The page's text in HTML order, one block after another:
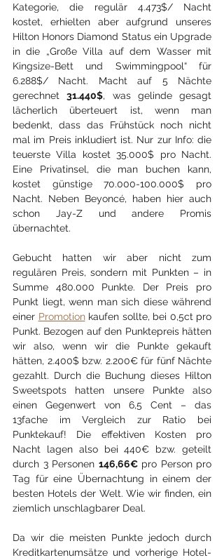
Kategorie, die regulär 4.473$/ Nacht
kostet, erhielten aber aufgrund unseres
Hilton Honors Diamond Status ein Upgrade
in die „Große Villa auf dem Wasser mit
Kingsize-Bett und Swimmingpool“ für
6.288$/ Nacht. Macht auf 5 Nächte
gerechnet 31.440$, was gelinde gesagt
lächerlich überteuert ist, wenn man
bedenkt, dass das Frühstück noch nicht
mal im Preis inkludiert ist. Nur zur Info: die
teuerste Villa kostet 35.000$ pro Nacht.
Eine Privatinsel, die man buchen kann,
kostet günstige 70.000-100.000$ pro
Nacht. Neben Beyoncé, haben hier auch
schon Jay-Z und andere Promis
übernachtet.
Gebucht hatten wir aber nicht zum
regulären Preis, sondern mit Punkten – in
Summe 480.000 Punkte. Der Preis pro
Punkt liegt, wenn man sich diese während
einer Promotion kaufen sollte, bei 0,5ct pro
Punkt. Bezogen auf den Punktepreis hätten
wir also, wenn wir die Punkte gekauft
hätten, 2.400$ bzw. 2.200€ für fünf Nächte
gezahlt. Durch die Buchung dieses Hilton
Sweetspots hatten unsere Punkte also
einen Gegenwert von 6,5 Cent – das
13fache im Vergleich zur Ratio bei
Punktekauf! Die effektiven Kosten pro
Nacht lagen also bei 440€ bzw. geteilt
durch 3 Personen 146,66€ pro Person pro
Tag für eine Übernachtung in einem der
besten Hotels der Welt. Wie wir finden, ein
ziemlich unschlagbarer Deal.
Da wir die meisten Punkte jedoch durch
Kreditkartenumsätze und vorherige Hotel-